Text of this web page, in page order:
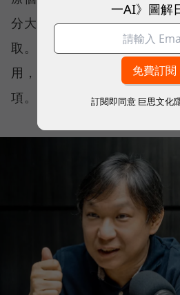
分大學院校與設計公司也不
取。對這些組織而言，問題
用，而是一開始就沒有把核
項。
一AI》圖解
訂閱即同意 巨思文化